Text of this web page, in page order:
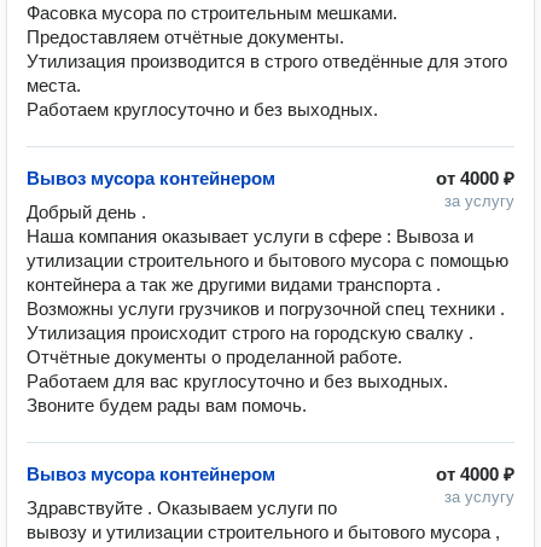
Фасовка мусора по строительным мешками.
Предоставляем отчётные документы.
Утилизация производится в строго отведённые для этого
места.
Работаем круглосуточно и без выходных.
от 4000 ₽
за услугу
Вывоз мусора контейнером
Добрый день .
Наша компания оказывает услуги в сфере : Вывоза и
утилизации строительного и бытового мусора с помощью
контейнера а так же другими видами транспорта .
Возможны услуги грузчиков и погрузочной спец техники .
Утилизация происходит строго на городскую свалку .
Отчётные документы о проделанной работе.
Работаем для вас круглосуточно и без выходных.
Звоните будем рады вам помочь.
от 4000 ₽
за услугу
Вывоз мусора контейнером
Здравствуйте . Оказываем услуги по
вывозу и утилизации строительного и бытового мусора ,